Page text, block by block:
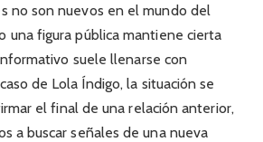
no son nuevos en el mundo del
una figura pública mantiene cierta
suele llenarse con
de Lola Índigo, la situación se
el final de una relación anterior,
a buscar señales de una nueva